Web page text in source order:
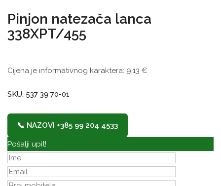
Pinjon natezača lanca
338XPT/455
Cijena je informativnog karaktera: 9,13 €
SKU: 537 39 70-01
📞 NAZOVI +385 99 204 4533
Pošalji upit!